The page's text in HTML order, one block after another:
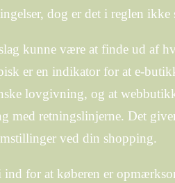
dog er det i reglen ikke
kunne være at finde ud af
er en indikator for at e-
lovgivning, og at
med retningslinjerne. Det
ved din shopping.
for at køberen er